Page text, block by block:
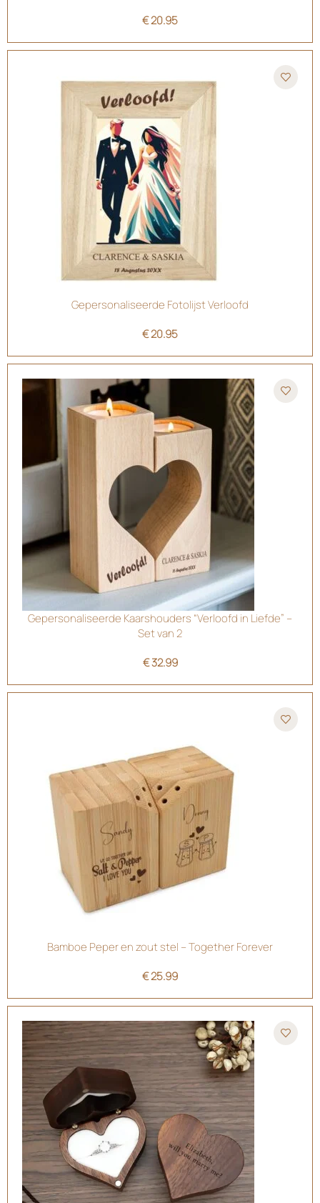
€20.95
Gepersonaliseerde Fotolijst Verloofd
€20.95
Gepersonaliseerde Kaarshouders “Verloofd in Liefde” –
Set van 2
€32.99
Bamboe Peper en zout stel – Together Forever
€25.99